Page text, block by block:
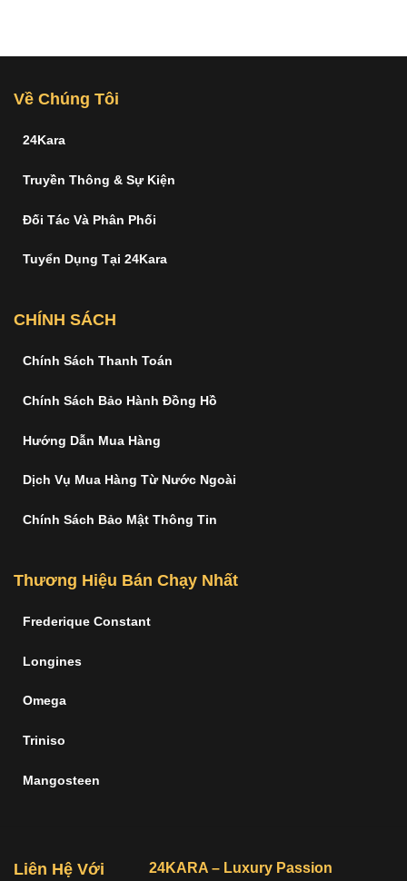
Về Chúng Tôi
24Kara
Truyền Thông & Sự Kiện
Đối Tác Và Phân Phối
Tuyển Dụng Tại 24Kara
CHÍNH SÁCH
Chính Sách Thanh Toán
Chính Sách Bảo Hành Đồng Hồ
Hướng Dẫn Mua Hàng
Dịch Vụ Mua Hàng Từ Nước Ngoài
Chính Sách Bảo Mật Thông Tin
Thương Hiệu Bán Chạy Nhất
Frederique Constant
Longines
Omega
Triniso
Mangosteen
Liên Hệ Với 24KARA – Luxury Passion